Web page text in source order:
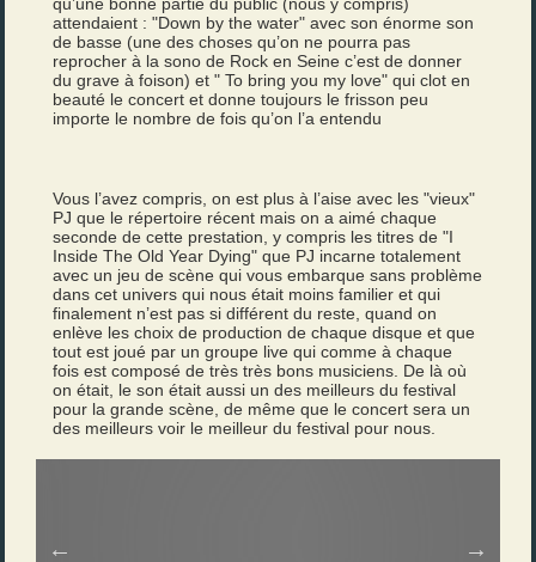
attendaient : "Down by the water" avec son énorme son
de basse (une des choses qu’on ne pourra pas
reprocher à la sono de Rock en Seine c’est de donner
du grave à foison) et " To bring you my love" qui clot en
beauté le concert et donne toujours le frisson peu
importe le nombre de fois qu’on l’a entendu
Vous l’avez compris, on est plus à l’aise avec les "vieux"
PJ que le répertoire récent mais on a aimé chaque
seconde de cette prestation, y compris les titres de "I
Inside The Old Year Dying" que PJ incarne totalement
avec un jeu de scène qui vous embarque sans problème
dans cet univers qui nous était moins familier et qui
finalement n’est pas si différent du reste, quand on
enlève les choix de production de chaque disque et que
tout est joué par un groupe live qui comme à chaque
fois est composé de très très bons musiciens. De là où
on était, le son était aussi un des meilleurs du festival
pour la grande scène, de même que le concert sera un
des meilleurs voir le meilleur du festival pour nous.